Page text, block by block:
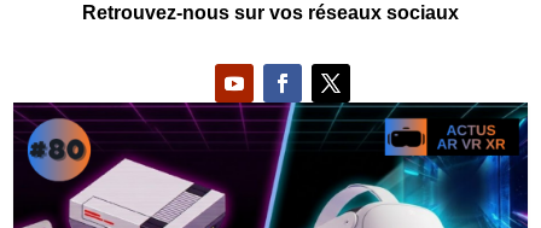
Retrouvez-nous sur vos réseaux sociaux